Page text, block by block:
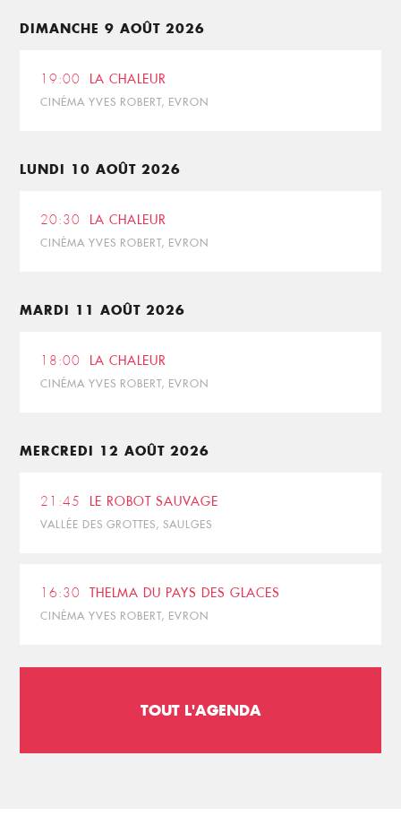
DIMANCHE 9 AOÛT 2026
19:00 LA CHALEUR
CINÉMA YVES ROBERT, EVRON
LUNDI 10 AOÛT 2026
20:30 LA CHALEUR
CINÉMA YVES ROBERT, EVRON
MARDI 11 AOÛT 2026
18:00 LA CHALEUR
CINÉMA YVES ROBERT, EVRON
MERCREDI 12 AOÛT 2026
21:45 LE ROBOT SAUVAGE
VALLÉE DES GROTTES, SAULGES
16:30 THELMA DU PAYS DES GLACES
CINÉMA YVES ROBERT, EVRON
TOUT L'AGENDA